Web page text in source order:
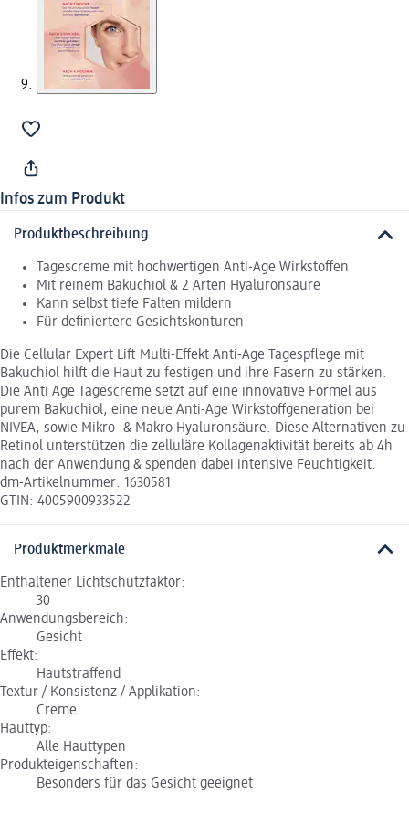
Infos zum Produkt
Produktbeschreibung
Tagescreme mit hochwertigen Anti-Age Wirkstoffen
Mit reinem Bakuchiol & 2 Arten Hyaluronsäure
Kann selbst tiefe Falten mildern
Für definiertere Gesichtskonturen
Die Cellular Expert Lift Multi-Effekt Anti-Age Tagespflege mit
Bakuchiol hilft die Haut zu festigen und ihre Fasern zu stärken.
Die Anti Age Tagescreme setzt auf eine innovative Formel aus
purem Bakuchiol, eine neue Anti-Age Wirkstoffgeneration bei
NIVEA, sowie Mikro- & Makro Hyaluronsäure. Diese Alternativen zu
Retinol unterstützen die zelluläre Kollagenaktivität bereits ab 4h
nach der Anwendung & spenden dabei intensive Feuchtigkeit.
dm-Artikelnummer: 1630581
GTIN: 4005900933522
Produktmerkmale
Enthaltener Lichtschutzfaktor:
30
Anwendungsbereich:
Gesicht
Effekt:
Hautstraffend
Textur / Konsistenz / Applikation:
Creme
Hauttyp:
Alle Hauttypen
Produkteigenschaften:
Besonders für das Gesicht geeignet